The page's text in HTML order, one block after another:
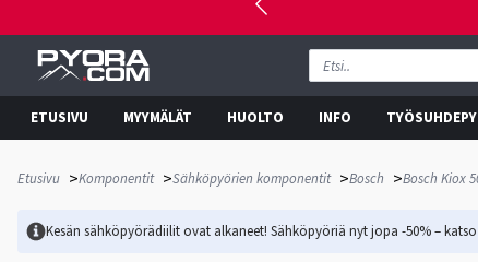
ETUSIVU MYYMÄLÄT HUOLTO INFO
Etusivu >Komponentit >Sähköpyörien komponentit >Bosch >Bosch Kiox
Kesän sähköpyörädiilit ovat alkaneet! Sähköpyöriä nyt jopa -50% –